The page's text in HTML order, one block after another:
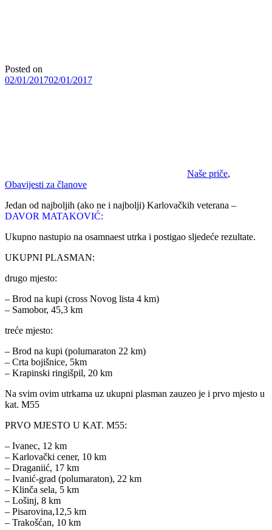
Posted on
02/01/201702/01/2017
Naše priče,
Obavijesti za članove
Jedan od najboljih (ako ne i najbolji) Karlovačkih veterana –
DAVOR MATAKOVIĆ:
Ukupno nastupio na osamnaest utrka i postigao sljedeće rezultate.
UKUPNI PLASMAN:
drugo mjesto:
– Brod na kupi (cross Novog lista 4 km)
– Samobor, 45,3 km
treće mjesto:
– Brod na kupi (polumaraton 22 km)
– Crta bojišnice, 5km
– Krapinski ringišpil, 20 km
Na svim ovim utrkama uz ukupni plasman zauzeo je i prvo mjesto u
kat. M55
PRVO MJESTO U KAT. M55:
– Ivanec, 12 km
– Karlovački cener, 10 km
– Draganiić, 17 km
– Ivanić-grad (polumaraton), 22 km
– Klinča sela, 5 km
– Lošinj, 8 km
– Pisarovina,12,5 km
– Trakošćan, 10 km